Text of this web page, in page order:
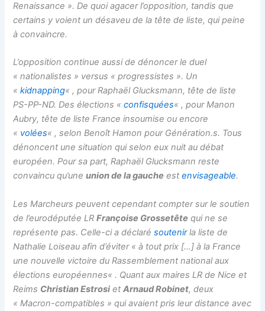
Renaissance ». De quoi agacer l’opposition, tandis que
certains y voient un désaveu de la tête de liste, qui peine
à convaincre.
L’opposition continue aussi de dénoncer le duel
« nationalistes » versus « progressistes ». Un
«kidnapping« , pour Raphaël Glucksmann, tête de liste
PS-PP-ND. Des élections «confisquées« , pour Manon
Aubry, tête de liste France insoumise ou encore
« volées« , selon Benoît Hamon pour Génération.s. Tous
dénoncent une situation qui selon eux nuit au débat
européen. Pour sa part, Raphaël Glucksmann reste
convaincu qu’uneunion de la gauche estenvisageable.
Les Marcheurs peuvent cependant compter sur le soutien
de l’eurodéputée LRFrançoise Grossetête qui ne se
représente pas. Celle-ci a déclarésoutenirla liste de
Nathalie Loiseau afin d’éviter «à tout prix […] à la France
une nouvelle victoire du Rassemblement national aux
élections européennes« . Quant aux maires LR de Nice et
Reims Christian Estrosi etArnaud Robinet, deux
« Macron-compatibles » qui avaient pris leur distance avec